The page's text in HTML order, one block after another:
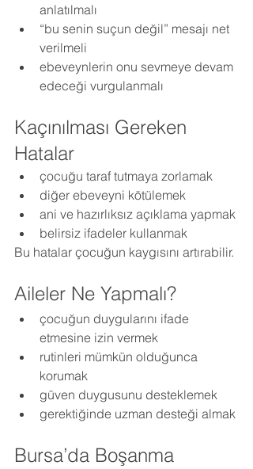
anlatılmalı
“bu senin suçun değil” mesajı net
verilmeli
ebeveynlerin onu sevmeye devam
edeceği vurgulanmalı
Kaçınılması Gereken
Hatalar
çocuğu taraf tutmaya zorlamak
diğer ebeveyni kötülemek
ani ve hazırlıksız açıklama yapmak
belirsiz ifadeler kullanmak
Bu hatalar çocuğun kaygısını artırabilir.
Aileler Ne Yapmalı?
çocuğun duygularını ifade
etmesine izin vermek
rutinleri mümkün olduğunca
korumak
güven duygusunu desteklemek
gerektiğinde uzman desteği almak
Bursa’da Boşanma